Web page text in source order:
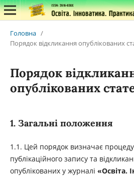
Головна /
Порядок відкликання опублікованих
Порядок
опублікованих
1. Загальні положення
1.1. Цей порядок визначає
публікаційного запису та
опублікованих у журналі «Освіта.